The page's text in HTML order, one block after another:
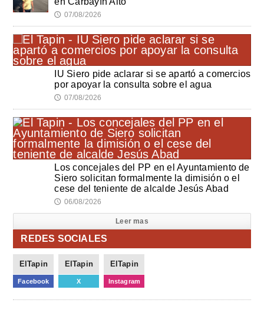
🕔 07/08/2026
IU Siero pide aclarar si se apartó a comercios
por apoyar la consulta sobre el agua
🕔 07/08/2026
Los concejales del PP en el Ayuntamiento de
Siero solicitan formalmente la dimisión o el
cese del teniente de alcalde Jesús Abad
🕔 06/08/2026
Leer mas
REDES SOCIALES
ElTapin
Facebook
ElTapin
X
ElTapin
Instagram